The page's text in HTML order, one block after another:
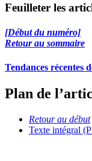
Feuilleter les
[Début du numéro]
Retour au sommaire
Tendances récentes
Plan de
Retour au début
Texte intégral